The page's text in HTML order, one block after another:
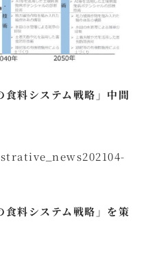
料システム戦略」中間
料システム戦略」を策